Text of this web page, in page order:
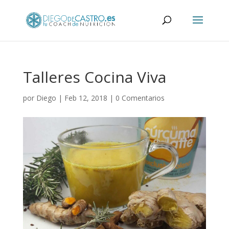
Talleres Cocina Viva
por Diego | Feb 12, 2018 | 0 Comentarios